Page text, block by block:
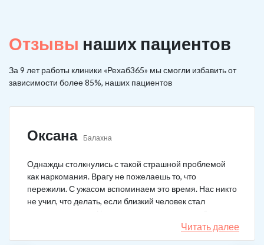
Отзывы наших пациентов
За 9 лет работы клиники «Рехаб365» мы смогли избавить от
зависимости более 85%, наших пациентов
Оксана Балахна
Однажды столкнулись с такой страшной проблемой
как наркомания. Врагу не пожелаешь то, что
пережили. С ужасом вспоминаем это время. Нас никто
не учил, что делать, если близкий человек стал
наркозависимым. Честно говоря, надежды не было,
думали, что все лечение бесполезно, но решили
попробовать и отправить родственника в клинику на
Читать далее